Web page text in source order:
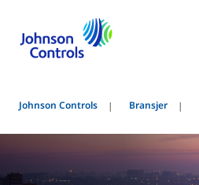
Johnson Controls Bransjer